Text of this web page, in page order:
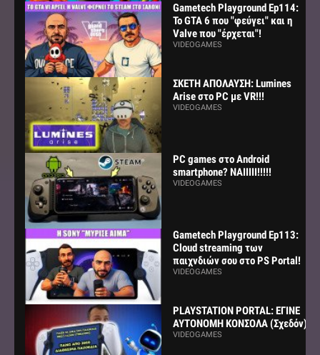
Gametech Playground Ep114:
Το GTA 6 που "φεύγει" και η
Valve που "έρχεται"!
VIDEOGAMES
ΣΚΕΤΗ ΑΠΟΛΑΥΣΗ: Lumines
Arise στο PC με VR!!!
VIDEOGAMES
PC games στο Android
smartphone? ΝΑΙΙΙΙΙ!!!!!
VIDEOGAMES
Gametech Playground Ep113:
Cloud streaming των
παιχνδιών σου στο PS Portal!
VIDEOGAMES
PLAYSTATION PORTAL: ΕΓΙΝΕ
ΑΥΤΟΝΟΜΗ ΚΟΝΣΟΛΑ (Σχεδόν)
VIDEOGAMES